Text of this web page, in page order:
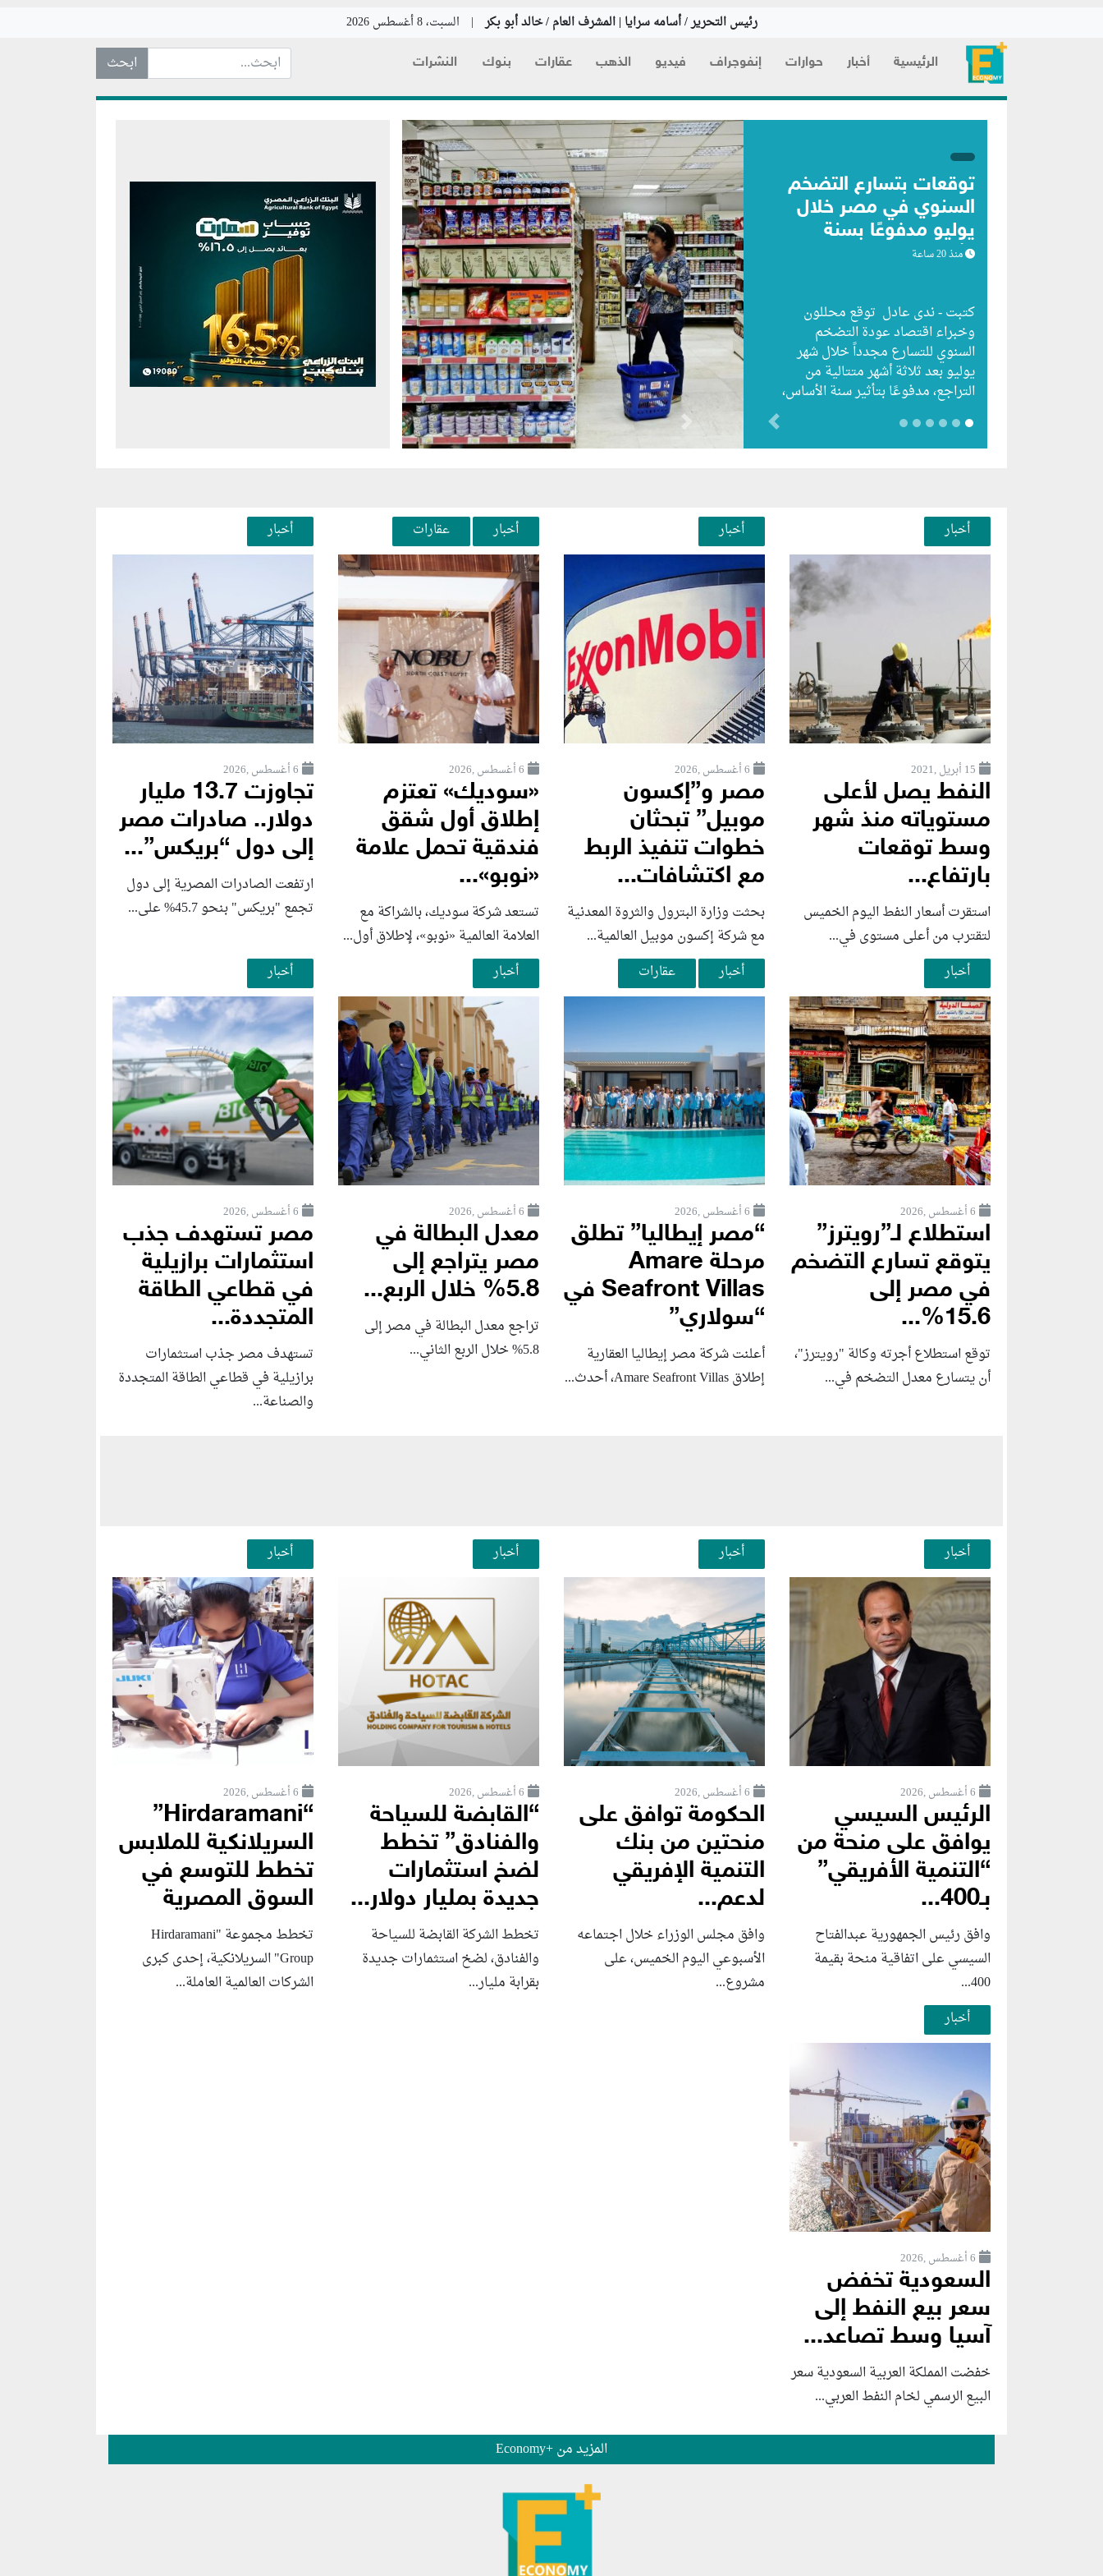
رئيس التحرير / أسامه سرايا | المشرف العام / خالد أبو بكر | السبت، 8 أغسطس 2026
الرئيسية أخبار حوارات إنفوجراف فيديو الذهب عقارات بنوك النشرات ابحث عن... :
توقعات بتسارع التضخم
السنوي في مصر خلال
يوليو مدفوعًا بسنة
الأساس
منذ 20 ساعة
كتبت - ندى عادل توقع محللون
وخبراء اقتصاد عودة التضخم
السنوي للتسارع مجدداً خلال شهر
يوليو بعد ثلاثة أشهر متتالية من
التراجع، مدفوعًا بتأثير سنة الأساس،
Next
أخبار
15 أبريل ,2021
النفط يصل لأعلى
مستوياته منذ شهر
وسط توقعات
بارتفاع...
استقرت أسعار النفط اليوم الخميس
لتقترب من أعلى مستوى في...
أخبار
6 أغسطس ,2026
مصر و”إكسون
موبيل” تبحثان
خطوات تنفيذ الربط
مع اكتشافات...
بحثت وزارة البترول والثروة المعدنية
مع شركة إكسون موبيل العالمية...
أخبار عقارات
6 أغسطس ,2026
«سوديك» تعتزم
إطلاق أول شقق
فندقية تحمل علامة
«نوبو»...
تستعد شركة سوديك، بالشراكة مع
العلامة العالمية «نوبو»، لإطلاق أول...
أخبار
6 أغسطس ,2026
تجاوزت 13.7 مليار
دولار.. صادرات مصر
إلى دول “بريكس”...
ارتفعت الصادرات المصرية إلى دول
تجمع "بريكس" بنحو 45.7% على...
أخبار
6 أغسطس ,2026
استطلاع لـ”رويترز”
يتوقع تسارع التضخم
في مصر إلى
15.6%...
توقع استطلاع أجرته وكالة "رويترز"،
أن يتسارع ‌معدل التضخم في...
أخبار عقارات
6 أغسطس ,2026
“مصر إيطاليا” تطلق
مرحلة Amare
Seafront Villas في
“سولاري”
أعلنت شركة مصر إيطاليا العقارية
إطلاق Amare Seafront Villas، أحدث...
أخبار
6 أغسطس ,2026
معدل البطالة في
مصر يتراجع إلى
5.8% خلال الربع...
تراجع معدل البطالة في مصر إلى
5.8% خلال الربع الثاني...
أخبار
6 أغسطس ,2026
مصر تستهدف جذب
استثمارات برازيلية
في قطاعي الطاقة
المتجددة...
تستهدف مصر جذب استثمارات
برازيلية في قطاعي الطاقة المتجددة
والصناعة...
أخبار
6 أغسطس ,2026
الرئيس السيسي
يوافق على منحة من
“التنمية الأفريقي”
بـ400...
وافق رئيس الجمهورية عبدالفتاح
السيسي على اتفاقية منحة بقيمة
400...
أخبار
6 أغسطس ,2026
الحكومة توافق على
منحتين من بنك
التنمية الإفريقي
لدعم...
وافق مجلس الوزراء خلال اجتماعه
الأسبوعي اليوم الخميس، على
مشروع...
أخبار
6 أغسطس ,2026
“القابضة للسياحة
والفنادق” تخطط
لضخ استثمارات
جديدة بمليار دولار...
تخطط الشركة القابضة للسياحة
والفنادق، لضخ استثمارات جديدة
بقرابة مليار...
أخبار
6 أغسطس ,2026
“Hirdaramani”
السريلانكية للملابس
تخطط للتوسع في
السوق المصرية
تخطط مجموعة "Hirdaramani
Group" السريلانكية، إحدى كبرى
الشركات العالمية العاملة...
أخبار
6 أغسطس ,2026
السعودية تخفض
سعر بيع النفط إلى
آسيا وسط تصاعد...
خفضت المملكة العربية السعودية سعر
البيع الرسمي لخام النفط العربي...
المزيد من +Economy